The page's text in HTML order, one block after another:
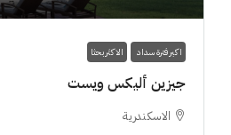
اكبر فترة سداد الاكثر بحثا
جيزين أليكس ويست
الاسكندرية